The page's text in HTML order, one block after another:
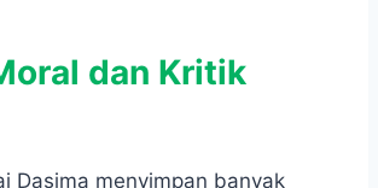
dan Kritik
Dasima menyimpan banyak